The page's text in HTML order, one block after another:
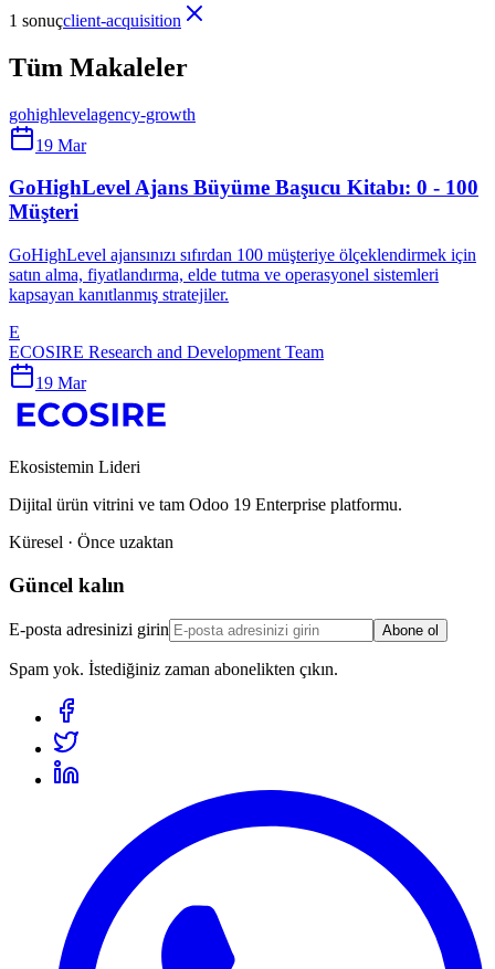
1 sonuçclient-acquisition
Tüm Makaleler
gohighlevelagency-growth
19 Mar
GoHighLevel Ajans Büyüme Başucu Kitabı: 0 - 100
Müşteri
GoHighLevel ajansınızı sıfırdan 100 müşteriye ölçeklendirmek için
satın alma, fiyatlandırma, elde tutma ve operasyonel sistemleri
kapsayan kanıtlanmış stratejiler.
E
ECOSIRE Research and Development Team
19 Mar
Ekosistemin Lideri
Dijital ürün vitrini ve tam Odoo 19 Enterprise platformu.
Küresel · Önce uzaktan
Güncel kalın
E-posta adresinizi girin Abone ol
Spam yok. İstediğiniz zaman abonelikten çıkın.